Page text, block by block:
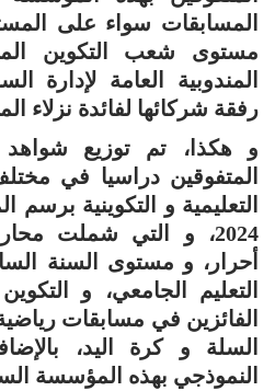
المسابقات سواء على
مستوى شعب التكوين
المندوبية العامة لإدارة
رفقة شركائها لفائدة نزلاء
و هكذا، تم توزيع شواهد
المتفوقين دراسيا في
2024، و التي شملت
أحرار، و مستوى السنة
التعليم الجامعي، و
الفائزين في مسابقات
السلة و كرة اليد،
النموذجي بهذه المؤسسة